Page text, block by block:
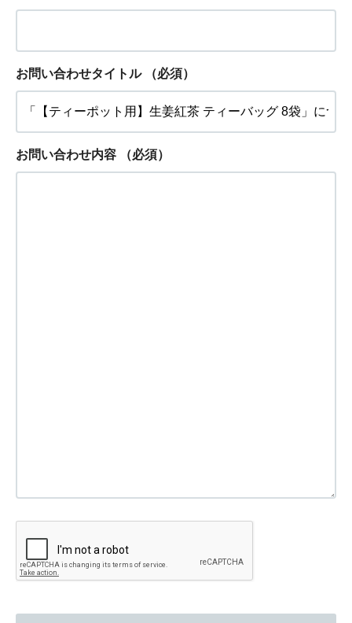
お問い合わせタイトル （必須）
お問い合わせ内容 （必須）